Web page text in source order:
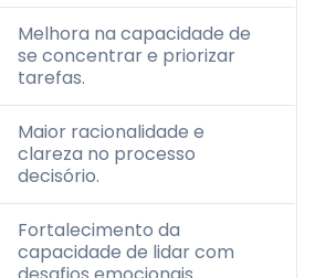
Melhora na capacidade de
se concentrar e priorizar
tarefas.
Maior racionalidade e
clareza no processo
decisório.
Fortalecimento da
capacidade de lidar com